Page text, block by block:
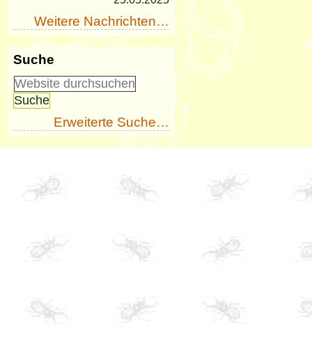
Weitere Nachrichten…
Suche
Erweiterte Suche…